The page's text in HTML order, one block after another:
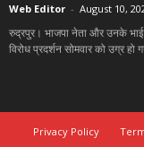
Web Editor - August 10,
रुद्रपुर। भाजपा नेता और उनके भाई
विरोध प्रदर्शन सोमवार को उग्र हो
Privacy Policy